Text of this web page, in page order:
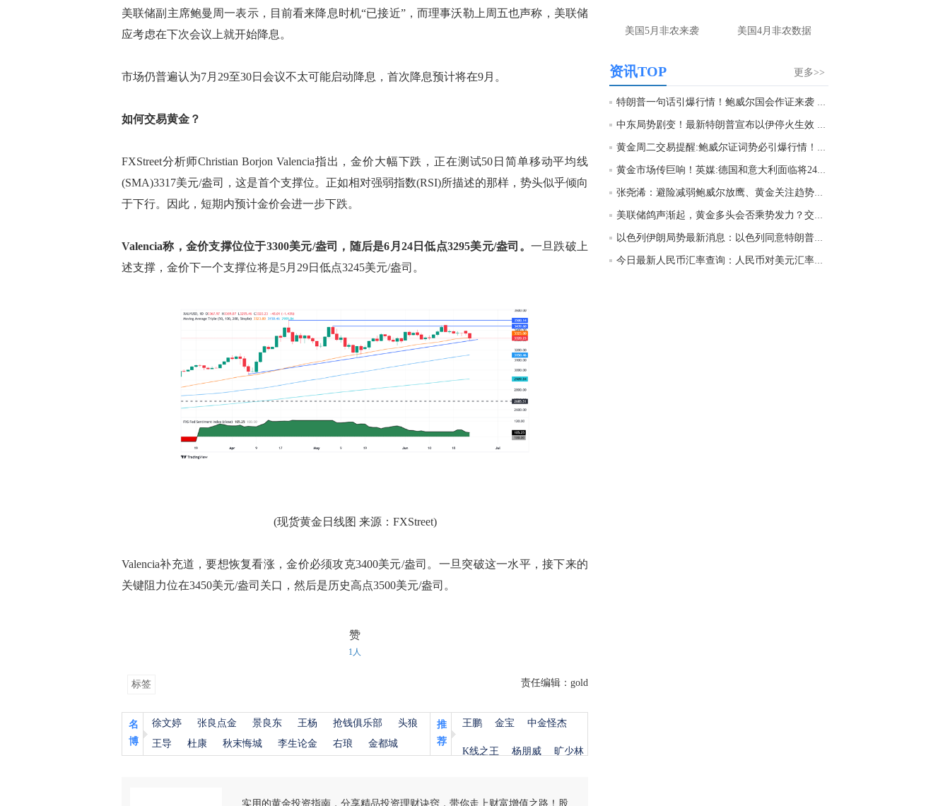
美联储副主席鲍曼周一表示，目前看来降息时机“已接近”，而理事沃勒上周五也声称，美联储
应考虑在下次会议上就开始降息。
市场仍普遍认为7月29至30日会议不太可能启动降息，首次降息预计将在9月。
如何交易黄金？
FXStreet分析师Christian Borjon Valencia指出，金价大幅下跌，正在测试50日简单移动平均线
(SMA)3317美元/盎司，这是首个支撑位。正如相对强弱指数(RSI)所描述的那样，势头似乎倾向
于下行。因此，短期内预计金价会进一步下跌。
Valencia称，金价支撑位位于3300美元/盎司，随后是6月24日低点3295美元/盎司。 一旦跌破上
述支撑，金价下一个支撑位将是5月29日低点3245美元/盎司。
(现货黄金日线图 来源：FXStreet)
Valencia补充道，要想恢复看涨，金价必须攻克3400美元/盎司。一旦突破这一水平，接下来的
关键阻力位在3450美元/盎司关口，然后是历史高点3500美元/盎司。
赞
1人
标签 责任编辑：gold
名
博
徐文婷 张良点金 景良东 王杨 抢钱俱乐部
头狼
王导
杜康 秋末悔城 李生论金 右琅 金都城
推
荐
王鹏 金宝 中金怪杰
K线之王 杨朋威 旷少林
实用的黄金投资指南，分享精品投资理财诀窍，带你走上财富增值之路！股
徐文婷：
时指导， 关注老师财经号主页：
http://mp.cnfol.com/user/58676
匿名网友-中金在线手机网：止损多少 老师
徐文婷：7美金
度。70一50？。
徐文婷：带上止损博弈，实时指导， 关注老
师财经号主页：http://mp.cnfol.com/user/58676
匿名网友-中金在线手机网：
老师好，金现在
美国5月非农来袭 美国4月非农数据
更多>>
资讯TOP
特朗普一句话引爆行情！鲍威尔国会作证来袭 黄...
中东局势剧变！最新特朗普宣布以伊停火生效 今...
黄金周二交易提醒:鲍威尔证词势必引爆行情！FXS...
黄金市场传巨响！英媒:德国和意大利面临将2450...
张尧浠：避险减弱鲍威尔放鹰、黄金关注趋势线支...
美联储鸽声渐起，黄金多头会否乘势发力？交易员...
以色列伊朗局势最新消息：以色列同意特朗普的停...
今日最新人民币汇率查询：人民币对美元汇率多少...